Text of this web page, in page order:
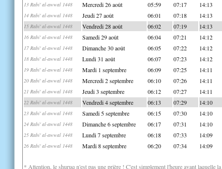
13 Rabi' al-awwal 1448 Mercredi 26 août 05:59 07:17 14:13
14 Rabi' al-awwal 1448 Jeudi 27 août 06:01 07:18 14:13
15 Rabi' al-awwal 1448 Vendredi 28 août 06:02 07:19 14:13
16 Rabi' al-awwal 1448 Samedi 29 août 06:04 07:21 14:12
17 Rabi' al-awwal 1448 Dimanche 30 août 06:05 07:22 14:12
18 Rabi' al-awwal 1448 Lundi 31 août 06:07 07:23 14:12
19 Rabi' al-awwal 1448 Mardi 1 septembre 06:09 07:25 14:11
20 Rabi' al-awwal 1448 Mercredi 2 septembre 06:10 07:26 14:11
21 Rabi' al-awwal 1448 Jeudi 3 septembre 06:12 07:27 14:11
22 Rabi' al-awwal 1448 Vendredi 4 septembre 06:13 07:29 14:10
23 Rabi' al-awwal 1448 Samedi 5 septembre 06:15 07:30 14:10
24 Rabi' al-awwal 1448 Dimanche 6 septembre 06:17 07:31 14:10
25 Rabi' al-awwal 1448 Lundi 7 septembre 06:18 07:33 14:09
26 Rabi' al-awwal 1448 Mardi 8 septembre 06:20 07:34 14:09
* Attention, le shuruq n'est pas une prière ! C'est simplement l'heure avant laquelle